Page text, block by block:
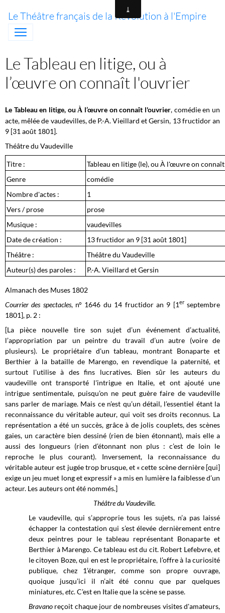
Le Théâtre français de la Révolution à l'Empire
Le Tableau en litige, ou à
l’œuvre on connaît l'ouvrier
Le Tableau en litige, ou À l’œuvre on connaît l'ouvrier, comédie en un
acte, mêlée de vaudevilles, de P.-A. Vieillard et Gersin, 13 fructidoran
9 [31 août 1801].
Théâtre du Vaudeville
Titre :
Tableau en litige (le), ou À l'œuvre on
Genre
comédie
Nombre d'actes :
1
Vers / prose
prose
Musique :
vaudevilles
Date de création :
13 fructidor an 9 [31 août 1801]
Théâtre :
Théâtre du Vaudeville
Auteur(s) des paroles :
P.-A. Vieillard et Gersin
Almanach des Muses 1802
Courrier des spectacles, n° 1646 du 14 fructidor an 9 [1erseptembre
1801], p. 2 :
[La pièce nouvelle tire son sujet d’un événement d’actualité,
l’appropriation par un peintre du travail d’un autre (voire de
plusieurs). Le propriétaire d'un tableau, montrant Bonaparte et
Berthier à la bataille de Marengo, en revendique la paternité, et
surtout l'utilise à des fins lucratives. Bien sûr les auteurs du
vaudeville ont transporté l'intrigue en Italie, et ont ajouté une
intrigue sentimentale, puisqu’on ne peut guère faire de vaudeville
sans parler de mariage. Mais ce n’est qu’un détail, l’essentiel étant la
reconnaissance du véritable auteur, qui voit ses droits reconnus. La
représentation a été un succès, grâce à de jolis couplets, des scènes
gaies, un caractère bien dessiné (rien de bien étonnant), mais elle a
aussi des longueurs (rien d’étonnant non plus : c’est de loin le
reproche le plus courant). Inversement, la reconnaissance du
véritable auteur est jugée trop brusque, et « cette scène dernière [qui]
exige un jeu muet long et expressif » a mis en lumière la faiblesse d’un
acteur. Les auteurs ont été nommés.]
Théâtre du Vaudeville.
Le vaudeville, qui s’approprie tous les sujets, n’a pas laissé
échapper la contestation qui s’est élevée dernièrement entre
deux peintres pour le tableau représentant Bonaparte et
Berthier à Marengo. Ce tableau est du cit. Robert Lefebvre, et
le citoyen Boze, qui en est le propriétaire, l’offre à la curiosité
publique, chez 1’étranger, comme son propre ouvrage,
quoique jusqu’ici il n’ait été connu que par quelques
miniatures,etc. C’est en Italie que la scène se passe.
Bravano reçoit chaque jour de nombreuses visites d'amateurs,